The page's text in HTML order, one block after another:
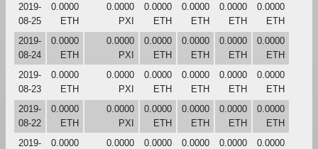
2019-
08-25
0.0000
ETH
0.0000
PXI
0.0000
ETH
0.0000
ETH
0.0000
ETH
0.0000
ETH
2019-
08-24
0.0000
ETH
0.0000
PXI
0.0000
ETH
0.0000
ETH
0.0000
ETH
0.0000
ETH
2019-
08-23
0.0000
ETH
0.0000
PXI
0.0000
ETH
0.0000
ETH
0.0000
ETH
0.0000
ETH
2019-
08-22
0.0000
ETH
0.0000
PXI
0.0000
ETH
0.0000
ETH
0.0000
ETH
0.0000
ETH
2019-
0.0000
0.0000
0.0000
0.0000
0.0000
0.0000